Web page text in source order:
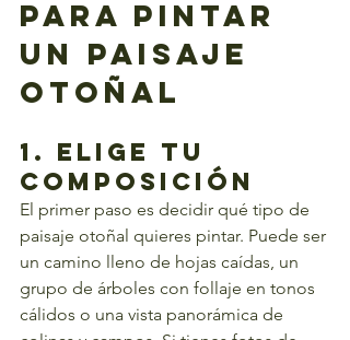
para Pintar
un Paisaje
Otoñal
1. Elige Tu
Composición
El primer paso es decidir qué tipo de
paisaje otoñal quieres pintar. Puede ser
un camino lleno de hojas caídas, un
grupo de árboles con follaje en tonos
cálidos o una vista panorámica de